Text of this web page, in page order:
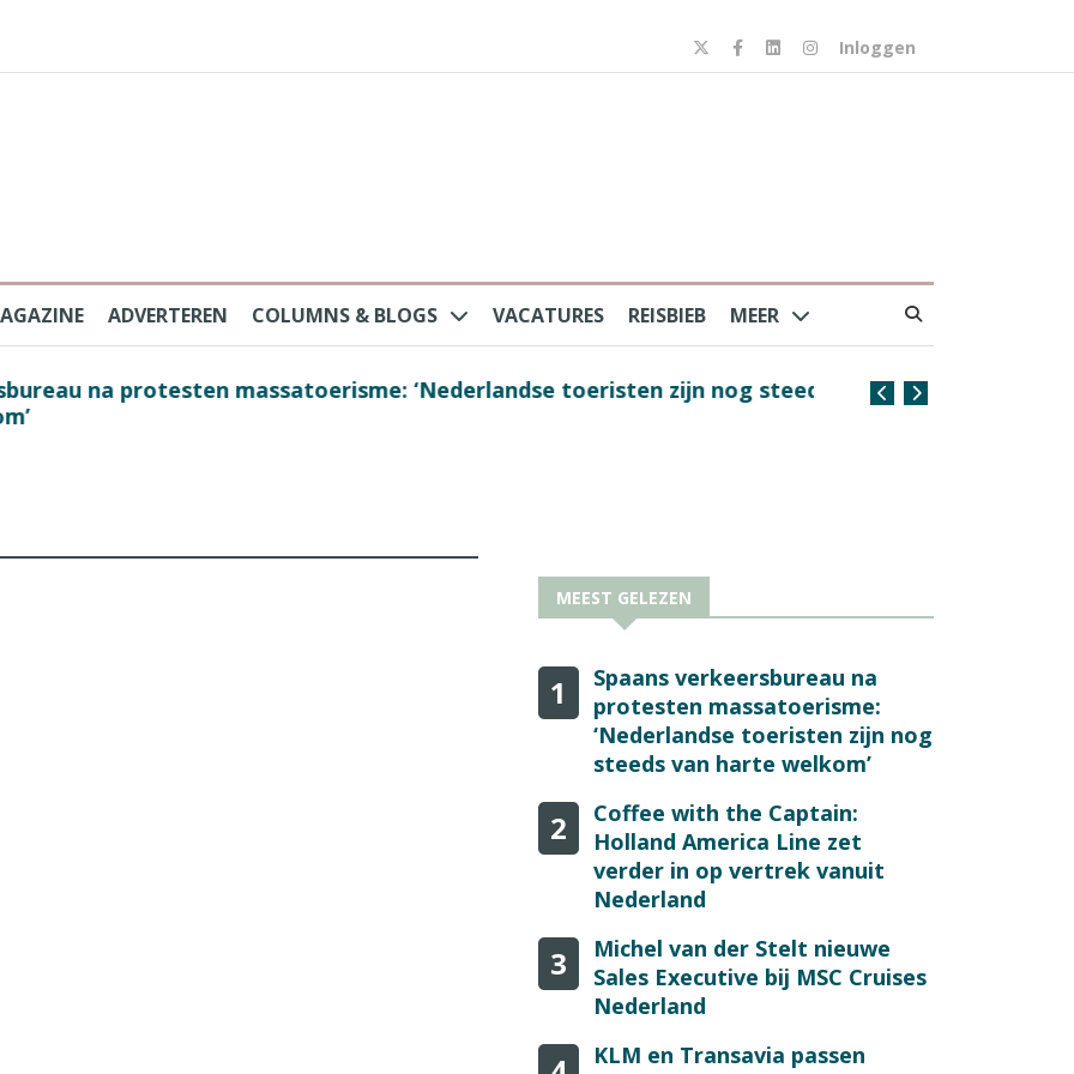
Inloggen
ADVERTEREN COLUMNS & BLOGS VACATURES REISBIEB MEER
na protesten massatoerisme: ‘Nederlandse toeristen zijn nog steeds Coffee with the
MEEST GELEZEN
1
Spaans verkeersbureau na
protesten massatoerisme:
‘Nederlandse toeristen zijn nog
steeds van harte welkom’
2
Coffee with the Captain:
Holland America Line zet
verder in op vertrek vanuit
Nederland
3
Michel van der Stelt nieuwe
Sales Executive bij MSC Cruises
Nederland
KLM en Transavia passen